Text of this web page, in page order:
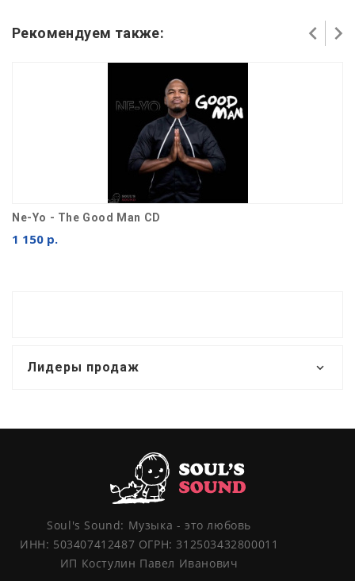
Рекомендуем также:
Ne-Yo - The Good Man CD
1 150 р.
Лидеры продаж
Soul's Sound: Музыка - это любовь
ИНН: 503407412487 ОГРН: 312503432800011
ИП Костулин Павел Иванович